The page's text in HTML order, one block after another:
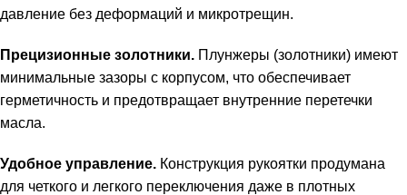
давление без деформаций и микротрещин.
Прецизионные золотники. Плунжеры (золотники) имеют
минимальные зазоры с корпусом, что обеспечивает
герметичность и предотвращает внутренние перетечки
масла.
Удобное управление. Конструкция рукоятки продумана
для четкого и легкого переключения даже в плотных